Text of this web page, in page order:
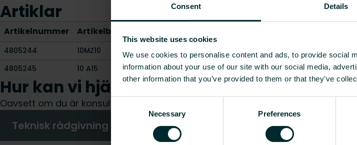
Consent Details
This website uses cookies
We use cookies to personalise content and ads, to provide social
information about your use of our site with our social media,
other information that you’ve provided to them or that they’ve
Consent
Necessary Preferences
Artiklar
Artikelnummer Artikelbeskrivning
4805244 10MZ10 -
4805245
10 A15 - -
Hur kan vi hjälpa dig?
Oavsett om du är konsult, installatör, arkitekt eller grossist, välj en kategori så
Teknisk rådgivning